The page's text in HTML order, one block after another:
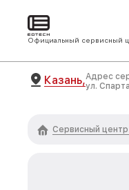
Официальный сервисный
Казань,Адрес
ул.
Сервисный центр